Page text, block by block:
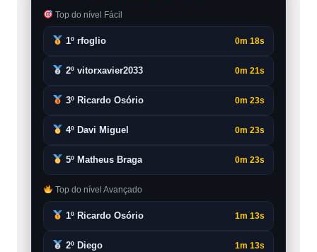
Top do nível Fácil
1º rfoglio 0m 18s
2º vitorxavier2033 0m 21s
3º Ricardo Osório 0m 23s
4º Davi Miguel 0m 23s
5º Matheus Braga 0m 23s
Top do nível Avançado
1º Ricardo Osório 1m 13s
2º Diego 1m 13s